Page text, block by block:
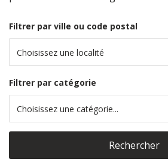
Filtrer par ville ou code postal
Choisissez une localité
Filtrer par catégorie
Choisissez une catégorie...
Rechercher